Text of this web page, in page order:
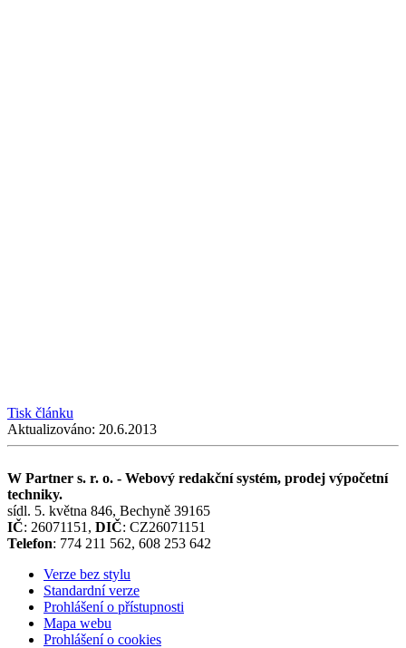
Tisk článku
Aktualizováno: 20.6.2013
W Partner s. r. o. - Webový redakční systém, prodej výpočetní
techniky.
sídl. 5. května 846, Bechyně 39165
IČ: 26071151, DIČ: CZ26071151
Telefon: 774 211 562, 608 253 642
Verze bez stylu
Standardní verze
Prohlášení o přístupnosti
Mapa webu
Prohlášení o cookies